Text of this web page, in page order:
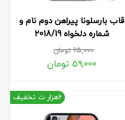
قاب بارسلونا پیراهن دوم نام و
شماره دلخواه 2018/19
65,000تومان
59,000 تومان
6هزار ت تخفیف